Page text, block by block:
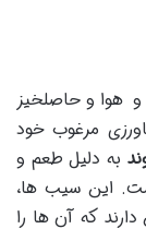
هوا و حاصلخیز
مرغوب خود
به دلیل طعم و
این سیب ها،
که آن ها را